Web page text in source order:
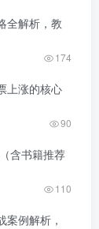
全解析，教
174
上涨的核心
90
含书籍推荐
110
例解析，